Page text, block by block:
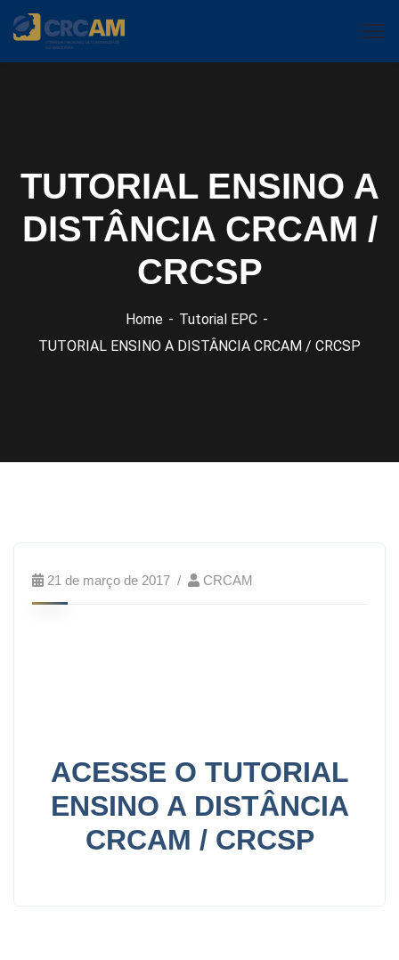
TUTORIAL ENSINO A
DISTÂNCIA CRCAM /
CRCSP
Home
Tutorial EPC
TUTORIAL ENSINO A DISTÂNCIA CRCAM / CRCSP
21 de março de 2017 CRCAM
ACESSE O TUTORIAL
ENSINO A DISTÂNCIA
CRCAM / CRCSP